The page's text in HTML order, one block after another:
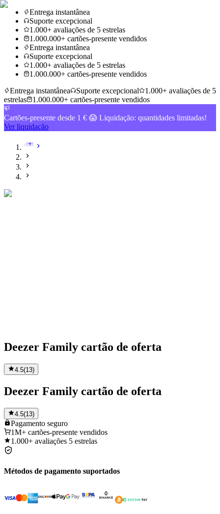
Entrega instantânea
Suporte excepcional
1.000+ avaliações de 5 estrelas
1.000.000+ cartões-presente vendidos
Entrega instantânea
Suporte excepcional
1.000+ avaliações de 5 estrelas
1.000.000+ cartões-presente vendidos
Entrega instantânea
Suporte excepcional
1.000+ avaliações de 5
estrelas
1.000.000+ cartões-presente vendidos
Cartões-presente desde 1 € 😱 Liquidação: quantidades limitadas!
Ver liquidação
Deezer Family cartão de oferta
4.5(13)
Deezer Family cartão de oferta
4.5(13)
Pagamento seguro
1M+ cartões-presente vendidos
1.000+ avaliações 5 estrelas
Métodos de pagamento suportados